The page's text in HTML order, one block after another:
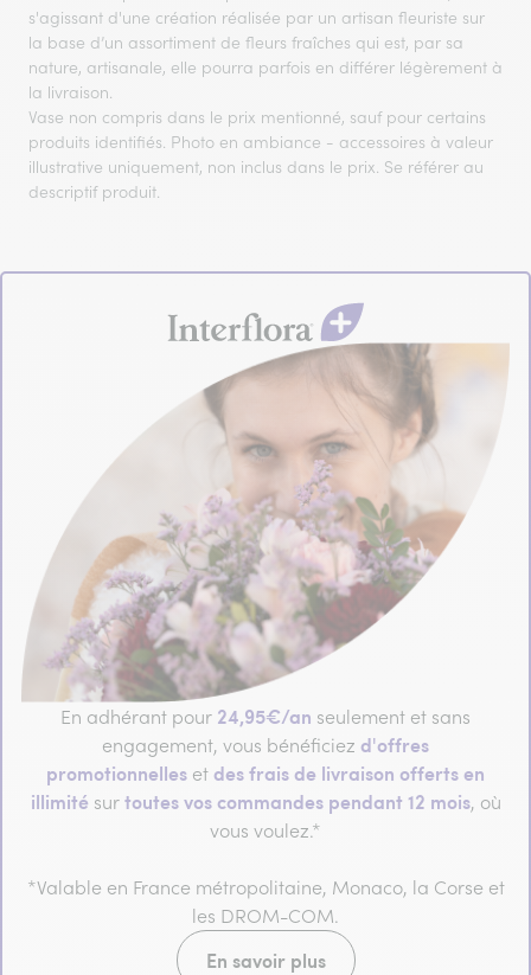
s'agissant d'une création réalisée par un artisan fleuriste sur
la base d’un assortiment de fleurs fraîches qui est, par sa
nature, artisanale, elle pourra parfois en différer légèrement à
la livraison.
Vase non compris dans le prix mentionné, sauf pour certains
produits identifiés. Photo en ambiance - accessoires à valeur
illustrative uniquement, non inclus dans le prix. Se référer au
descriptif produit.
En adhérant pour 24,95€/an seulement et sans
engagement, vous bénéficiez d'offres
promotionnelles et des frais de livraison offerts en
illimité surtoutes vos commandes pendant 12 mois, où
vous voulez.*
*Valable en France métropolitaine, Monaco, la Corse et
les DROM-COM.
En savoir plus